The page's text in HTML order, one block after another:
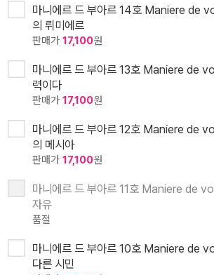
마니에르 드 부아르 14호 Maniere de
의 뤼미에르
판매가 17,100원
마니에르 드 부아르 13호 Maniere de
력이다
판매가 17,100원
마니에르 드 부아르 12호 Maniere de
의 메시아
판매가 17,100원
마니에르 드 부아르 11호 Maniere de
자유
품절
마니에르 드 부아르 10호 Maniere de
다른 시민